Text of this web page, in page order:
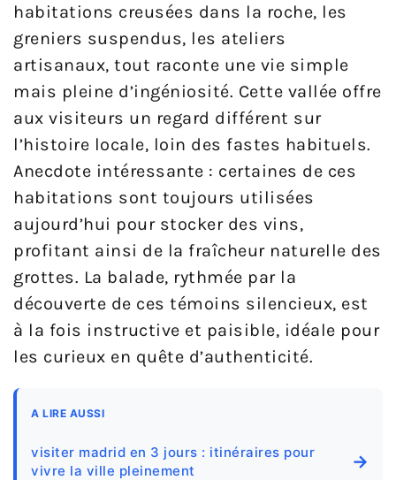
habitations creusées dans la roche, les
greniers suspendus, les ateliers
artisanaux, tout raconte une vie simple
mais pleine d’ingéniosité. Cette vallée offre
aux visiteurs un regard différent sur
l’histoire locale, loin des fastes habituels.
Anecdote intéressante : certaines de ces
habitations sont toujours utilisées
aujourd’hui pour stocker des vins,
profitant ainsi de la fraîcheur naturelle des
grottes. La balade, rythmée par la
découverte de ces témoins silencieux, est
à la fois instructive et paisible, idéale pour
les curieux en quête d’authenticité.
A LIRE AUSSI
visiter madrid en 3 jours : itinéraires pour
vivre la ville pleinement
→